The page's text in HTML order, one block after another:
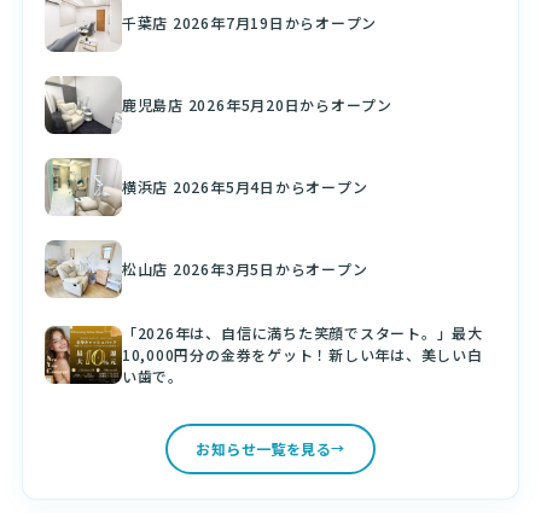
千葉店 2026年7月19日からオープン
鹿児島店 2026年5月20日からオープン
横浜店 2026年5月4日からオープン
松山店 2026年3月5日からオープン
「2026年は、自信に満ちた笑顔でスタート。」最大
10,000円分の金券をゲット！新しい年は、美しい白
い歯で。
お知らせ一覧を見る